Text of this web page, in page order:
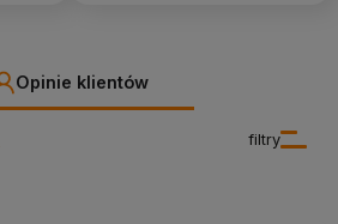
Opinie klientów
filtry